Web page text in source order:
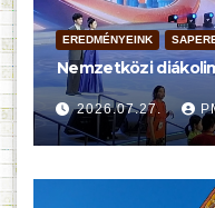
EREDMÉNYEINK
Nemzetközi
2026.07.27.